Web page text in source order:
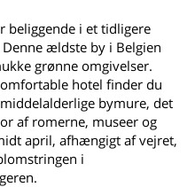
beliggende i et tidligere
ældste by i Belgien
grønne omgivelser.
hotel finder du
bymure, det
af romerne, museer og
april, afhængigt af vejret,
i